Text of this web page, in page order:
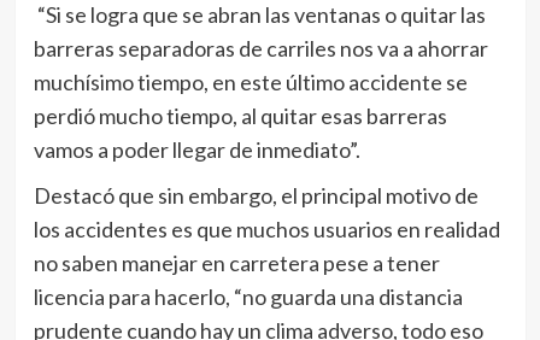
“Si se logra que se abran las ventanas o quitar las
barreras separadoras de carriles nos va a ahorrar
muchísimo tiempo, en este último accidente se
perdió mucho tiempo, al quitar esas barreras
vamos a poder llegar de inmediato”.
Destacó que sin embargo, el principal motivo de
los accidentes es que muchos usuarios en realidad
no saben manejar en carretera pese a tener
licencia para hacerlo, “no guarda una distancia
prudente cuando hay un clima adverso, todo eso